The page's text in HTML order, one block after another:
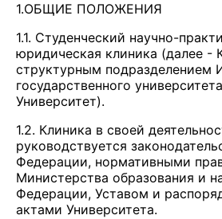
1.ОБЩИЕ ПОЛОЖЕНИЯ
1.1. Студенческий научно-
юридическая клиника (далее -
структурным подразделением
государственного
Университет).
1.2. Клиника в своей
руководствуется
Федерации, нормативными
Министерства образования и
Федерации, Уставом и
актами Университета.